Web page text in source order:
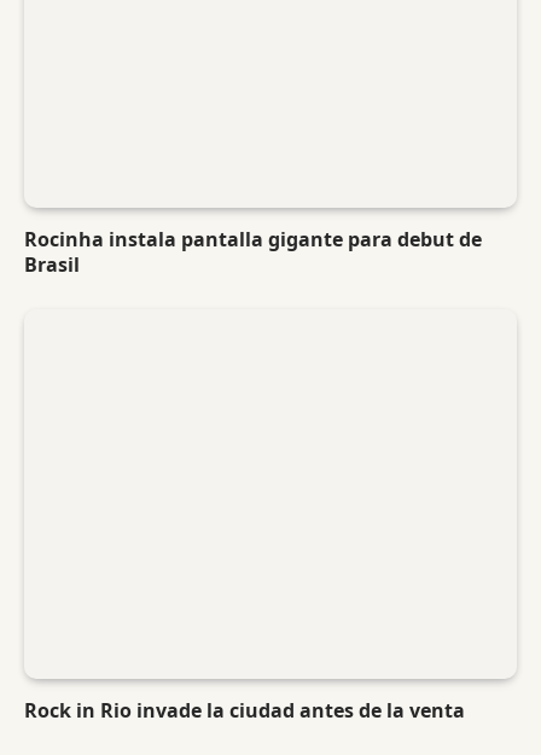
Rocinha instala pantalla gigante para debut de
Brasil
Rock in Rio invade la ciudad antes de la venta